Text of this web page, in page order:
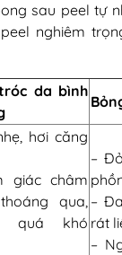
sau peel tự
nghiêm
da bình
hơi căng
giác châm
qua,
quá khó
–
–
rát
–